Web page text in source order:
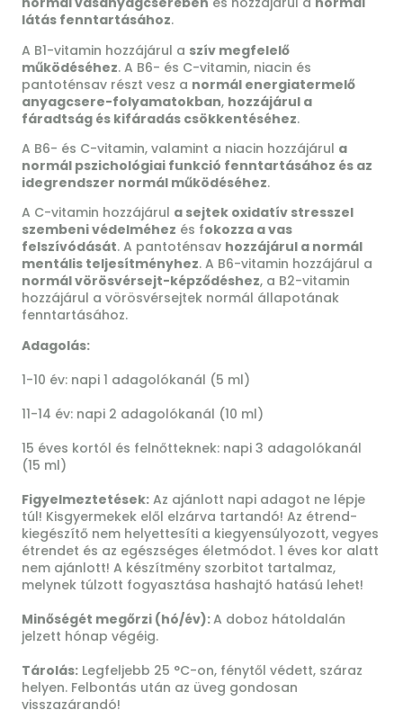
látás fenntartásához.
A B1-vitamin hozzájárul a szív megfelelő
működéséhez. A B6- és C-vitamin, niacin és
pantoténsav részt vesz a normál energiatermelő
anyagcsere-folyamatokban, hozzájárul a
fáradtság és kifáradás csökkentéséhez.
A B6- és C-vitamin, valamint a niacin hozzájárul a
normál pszichológiai funkció fenntartásához és az
idegrendszer normál működéséhez.
A C-vitamin hozzájárul a sejtek oxidatív stresszel
szembeni védelméhez és fokozza a vas
felszívódását. A pantoténsav hozzájárul a normál
mentális teljesítményhez. A B6-vitamin hozzájárul a
normál vörösvérsejt-képződéshez, a B2-vitamin
hozzájárul a vörösvérsejtek normál állapotának
fenntartásához.
Adagolás:
1-10 év: napi 1 adagolókanál (5 ml)
11-14 év: napi 2 adagolókanál (10 ml)
15 éves kortól és felnőtteknek: napi 3 adagolókanál
(15 ml)
Figyelmeztetések: Az ajánlott napi adagot ne lépje
túl! Kisgyermekek elől elzárva tartandó! Az étrend-
kiegészítő nem helyettesíti a kiegyensúlyozott, vegyes
étrendet és az egészséges életmódot. 1 éves kor alatt
nem ajánlott! A készítmény szorbitot tartalmaz,
melynek túlzott fogyasztása hashajtó hatású lehet!
Minőségét megőrzi (hó/év):A doboz hátoldalán
jelzett hónap végéig.
Tárolás: Legfeljebb 25 °C-on, fénytől védett, száraz
helyen. Felbontás után az üveg gondosan
visszazárandó!